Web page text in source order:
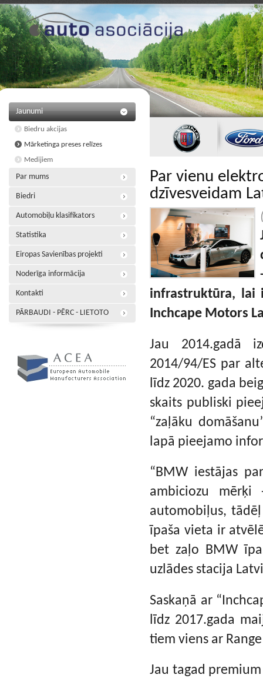
Jaunumi
Biedru akcijas
Mārketinga preses relīzes
Medijiem
Par mums
Biedri
Automobiļu klasifikators
Statistika
Eiropas Savienības projekti
Noderīga informācija
Kontakti
PĀRBAUDI - PĒRC - LIETOTO
Par vienu
dzīvesveidam
infrastruktūra, lai
Inchcape Motors
Jau 2014.gadā
2014/94/ES par
līdz 2020. gada
skaits publiski
“zaļāku
lapā pieejamo
“BMW iestājas
ambiciozu mērķi
automobiļus,
īpaša vieta ir
bet zaļo BMW
uzlādes stacija
Saskaņā ar
līdz 2017.gada
tiem viens ar
Jau tagad